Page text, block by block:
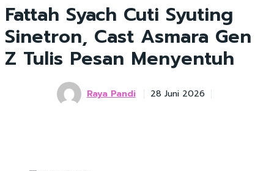
Fattah Syach Cuti Syuting
Sinetron, Cast Asmara Gen
Z Tulis Pesan Menyentuh
Raya Pandi 28 Juni 2026